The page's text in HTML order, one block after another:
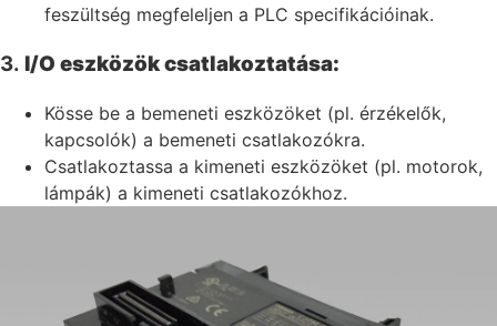
feszültség megfeleljen a PLC specifikációinak.
3. I/O eszközök csatlakoztatása:
Kösse be a bemeneti eszközöket (pl. érzékelők,
kapcsolók) a bemeneti csatlakozókra.
Csatlakoztassa a kimeneti eszközöket (pl. motorok,
lámpák) a kimeneti csatlakozókhoz.